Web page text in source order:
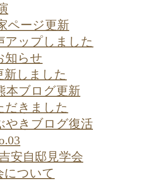
ページ更新
アップしました
知らせ
新しました
本ブログ更新
だきました
やきブログ復活
安自邸見学会
について